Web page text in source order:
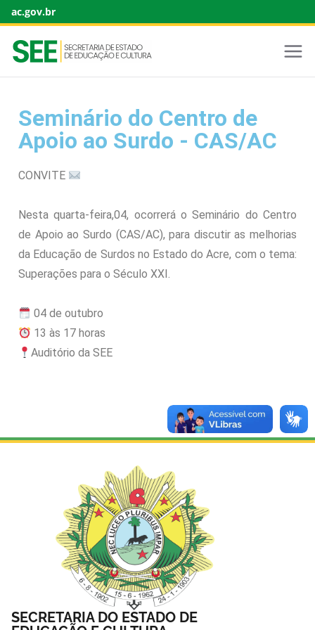
ac.gov.br
Seminário do Centro de
Apoio ao Surdo - CAS/AC
CONVITE
Nesta quarta-feira,04, ocorrerá o Seminário do Centro
de Apoio ao Surdo (CAS/AC), para discutir as melhorias
da Educação de Surdos no Estado do Acre, com o tema:
Superações para o Século XXI.
04 de outubro
13 às 17 horas
Auditório da SEE
SECRETARIA DO ESTADO DE